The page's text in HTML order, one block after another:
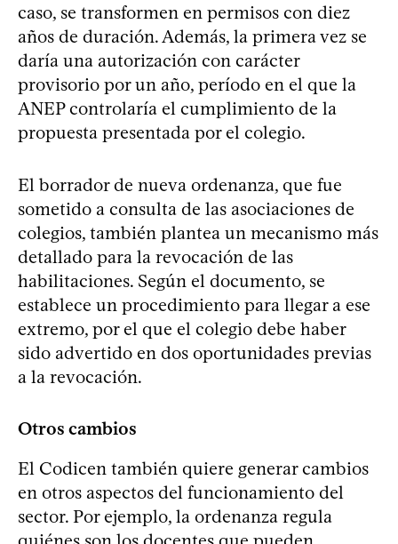
caso, se transformen en permisos con diez
años de duración. Además, la primera vez se
daría una autorización con carácter
provisorio por un año, período en el que la
ANEP controlaría el cumplimiento de la
propuesta presentada por el colegio.
El borrador de nueva ordenanza, que fue
sometido a consulta de las asociaciones de
colegios, también plantea un mecanismo más
detallado para la revocación de las
habilitaciones. Según el documento, se
establece un procedimiento para llegar a ese
extremo, por el que el colegio debe haber
sido advertido en dos oportunidades previas
a la revocación.
Otros cambios
El Codicen también quiere generar cambios
en otros aspectos del funcionamiento del
sector. Por ejemplo, la ordenanza regula